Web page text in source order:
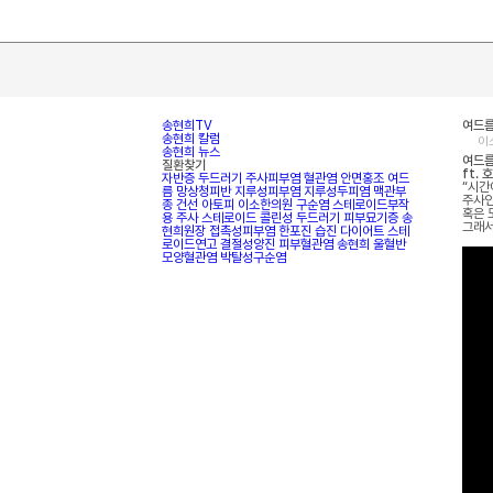
여드
이
여드
ft. 호
“시간
주사
혹은
그래
송현희TV
송현희 칼럼
송현희 뉴스
질환찾기
자반증 두드러기 주사피부염 혈관염 안면홍조 여드
름 망상청피반 지루성피부염 지루성두피염 맥관부
종 건선 아토피 이소한의원 구순염 스테로이드부작
용 주사 스테로이드 콜린성 두드러기 피부묘기증 송
현희원장 접촉성피부염 한포진 습진 다이어트 스테
로이드연고 결절성양진 피부혈관염 송현희 울혈반
모양혈관염 박탈성구순염